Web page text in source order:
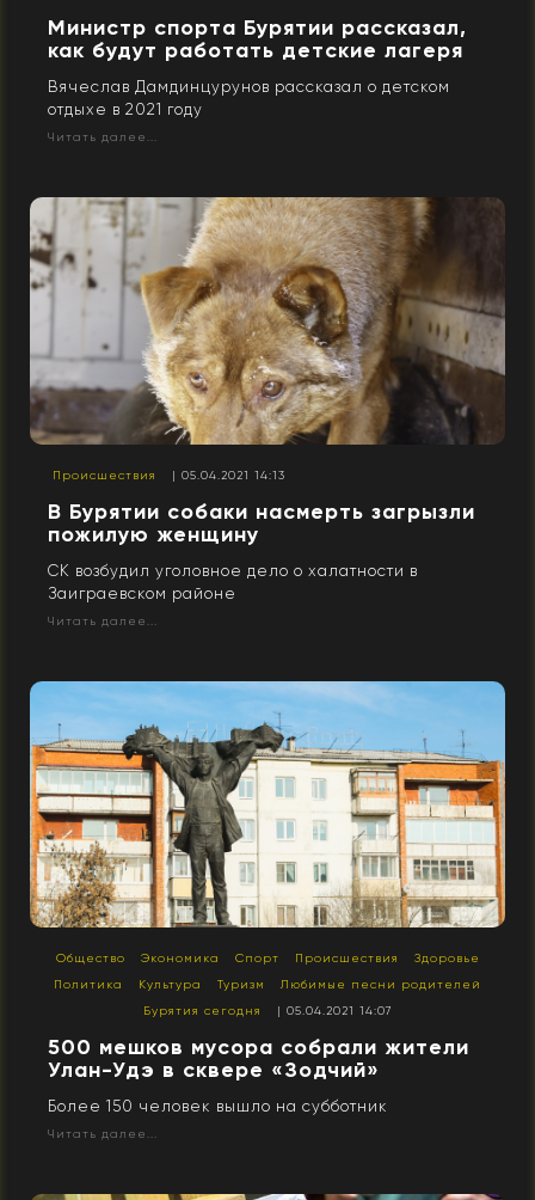
Министр спорта Бурятии рассказал,
как будут работать детские лагеря
Вячеслав Дамдинцурунов рассказал о детском
отдыхе в 2021 году
Читать далее...
Происшествия | 05.04.2021 14:13
В Бурятии собаки насмерть загрызли
пожилую женщину
СК возбудил уголовное дело о халатности в
Заиграевском районе
Читать далее...
Общество Экономика Спорт Происшествия
Здоровье
Политика
Культура Туризм
Любимые песни родителей
Бурятия сегодня
| 05.04.2021 14:07
500 мешков мусора собрали жители
Улан-Удэ в сквере «Зодчий»
Более 150 человек вышло на субботник
Читать далее...